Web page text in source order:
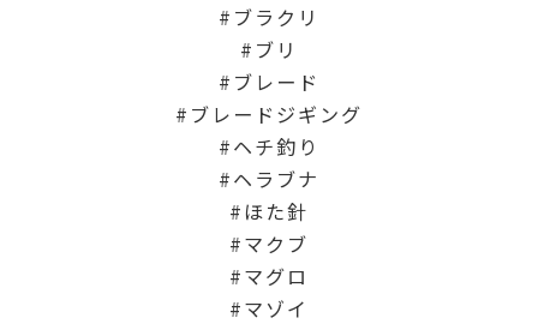
ブラクリ
ブリ
ブレード
ブレードジギング
ヘチ釣り
ヘラブナ
ほた針
マクブ
マグロ
マゾイ